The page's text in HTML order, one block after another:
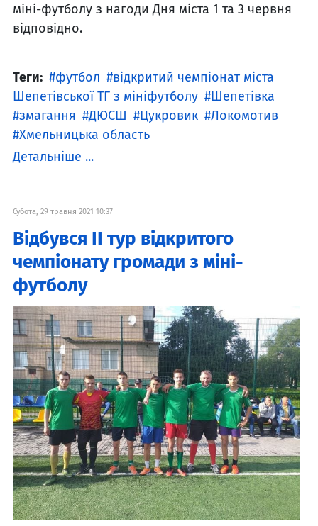
міні-футболу з нагоди Дня міста 1 та 3 червня
відповідно.
Теги: футбол
відкритий чемпіонат міста
Шепетівської ТГ з мініфутболу
Шепетівка
змагання
ДЮСШ Цукровик
Локомотив
Хмельницька область
Детальніше ...
Субота, 29 травня 2021 10:37
Відбувся ІІ тур відкритого
чемпіонату громади з міні-
футболу